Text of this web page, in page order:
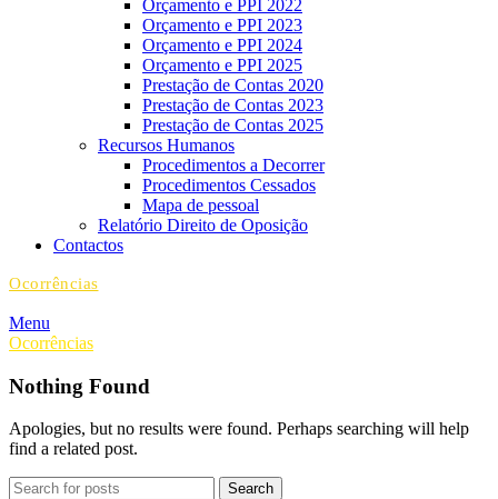
Orçamento e PPI 2022
Orçamento e PPI 2023
Orçamento e PPI 2024
Orçamento e PPI 2025
Prestação de Contas 2020
Prestação de Contas 2023
Prestação de Contas 2025
Recursos Humanos
Procedimentos a Decorrer
Procedimentos Cessados
Mapa de pessoal
Relatório Direito de Oposição
Contactos
Ocorrências
Menu
Ocorrências
Nothing Found
Apologies, but no results were found. Perhaps searching will help
find a related post.
Search